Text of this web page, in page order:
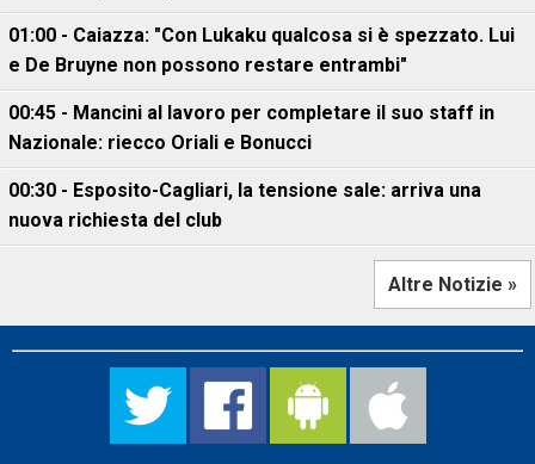
01:00 - Caiazza: "Con Lukaku qualcosa si è spezzato. Lui
e De Bruyne non possono restare entrambi"
00:45 - Mancini al lavoro per completare il suo staff in
Nazionale: riecco Oriali e Bonucci
00:30 - Esposito-Cagliari, la tensione sale: arriva una
nuova richiesta del club
Altre Notizie »